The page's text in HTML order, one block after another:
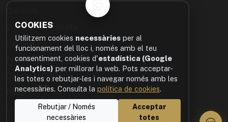
Cursos i activitats
Galeria
Professorat
Casalet d'Estiu
Horaris
Contacte
COOKIES
Utilitzem cookies necessàries per al
funcionament del lloc i, només amb el teu
consentiment, cookies d'estadística (Google
Analytics) per millorar la web. Pots acceptar-
les totes o rebutjar-les i navegar només amb les
necessàries. Consulta la política de cookies.
Rebutjar / Només
necessàries
Acceptar
totes